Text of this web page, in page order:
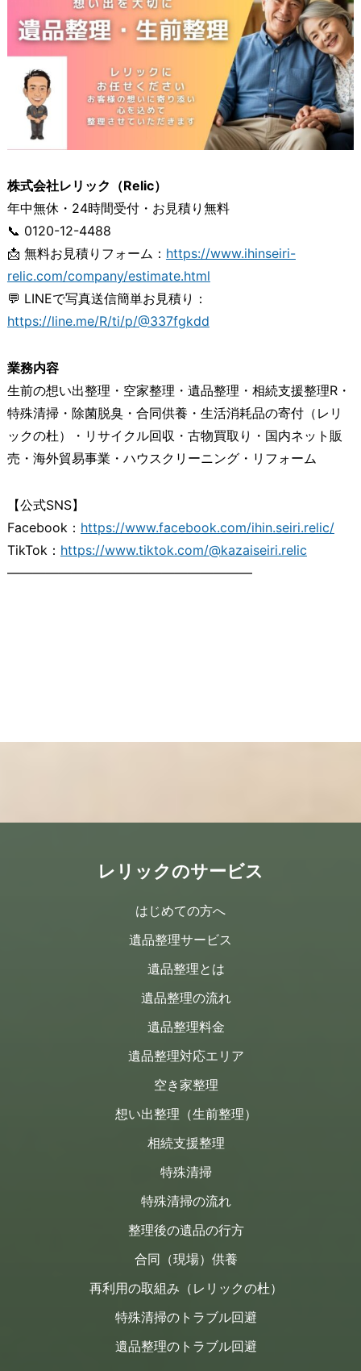
株式会社レリック（Relic）
年中無休・24時間受付・お見積り無料
📞 0120-12-4488
📩 無料お見積りフォーム： https://www.ihinseiri-
relic.com/company/estimate.html
💬 LINEで写真送信簡単お見積り：
https://line.me/R/ti/p/@337fgkdd
業務内容
生前の想い出整理・空家整理・遺品整理・相続支援整理R・
特殊清掃・除菌脱臭・合同供養・生活消耗品の寄付（レリ
ックの杜）・リサイクル回収・古物買取り・国内ネット販
売・海外貿易事業・ハウスクリーニング・リフォーム
【公式SNS】
Facebook： https://www.facebook.com/ihin.seiri.relic/
TikTok： https://www.tiktok.com/@kazaiseiri.relic
―――――――――――――――――――
レリックのサービス
はじめての方へ
遺品整理サービス
遺品整理とは
遺品整理の流れ
遺品整理料金
遺品整理対応エリア
空き家整理
想い出整理（生前整理）
相続支援整理
特殊清掃
特殊清掃の流れ
整理後の遺品の行方
合同（現場）供養
再利用の取組み（レリックの杜）
特殊清掃のトラブル回避
遺品整理のトラブル回避